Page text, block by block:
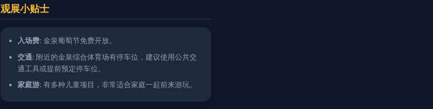
观展小贴士
入场费: 金泉葡萄节免费开放。
交通: 附近的金泉综合体育场有停车位，建议使用公共交
通工具或提前预定停车位。
家庭游: 有多种儿童项目，非常适合家庭一起前来游玩。